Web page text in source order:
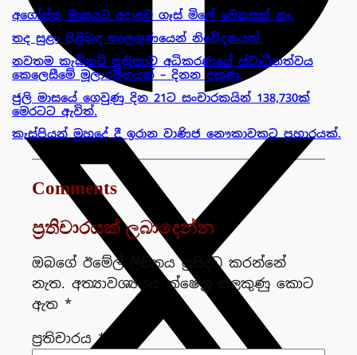
අගෝස්තු මාසයට අදාළව ගෑස් මිලේ වෙනසක් නෑ.
තද සුළං පිළිබඳ කාලගුණයෙන් නිවේදනයක්.
නවතම කැබිනට් පත්‍රිකාව අධිකරණයේ ස්වාධීනත්වය
කෙලෙසීමේ මූලාරම්භයක් – දිනන දකුණ.
ජුලි මාසයේ ගෙවුණු දින 21ට සංචාරකයින් 138,730ක්
මෙරටට ඇවිත්.
කැස්පියන් මුහුදේ දී ඉරාන වාණිජ නෞකාවකට ප්‍රහාරයක්.
Comments
ප්‍රතිචාරයක් ලබාදෙන්න
ඔබගේ ඊමේල් ලිපිනය ප්‍රසිද්ධ කරන්නේ
නැත. අත්‍යාවශ්‍යයය ක්ෂේත්‍ර සලකුණු කොට
ඇත *
ප්‍රතිචාරය*